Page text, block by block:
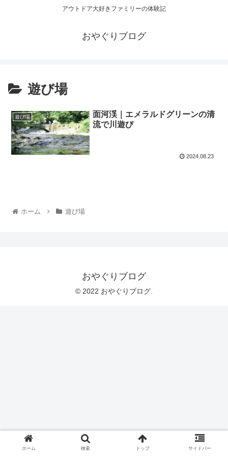
アウトドア大好きファミリーの体験記
おやぐりブログ
遊び場
遊び場
面河渓｜エメラルドグリーンの清
流で川遊び
2024.08.23
ホーム 遊び場
おやぐりブログ
© 2022 おやぐりブログ.
ホーム 検索 トップ サイドバー